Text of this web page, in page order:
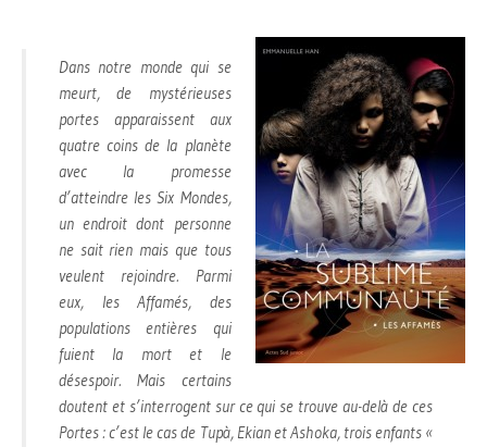
Dans notre monde qui se
meurt, de mystérieuses
portes apparaissent aux
quatre coins de la planète
avec la promesse
d’atteindre les Six Mondes,
un endroit dont personne
ne sait rien mais que tous
veulent rejoindre. Parmi
eux, les Affamés, des
populations entières qui
fuient la mort et le
désespoir. Mais certains
doutent et s’interrogent sur ce qui se trouve au-delà de ces
Portes : c’est le cas de Tupà, Ekian et Ashoka, trois enfants «